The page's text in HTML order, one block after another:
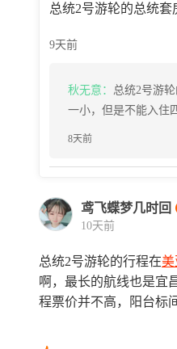
总统2号游轮的总统套
9天前
秋无意： 总统2号游
一小，但是不能入住
8天前
鸢飞蝶梦几时回
10天前
总统2号游轮的行程在美
啊，最长的航线也是宜
程票价并不高，阳台标